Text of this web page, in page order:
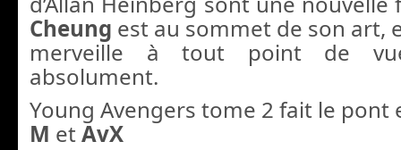
Cheung est au sommet de son art,
merveille à tout point de
absolument.
Young Avengers tome 2 fait le
M etAvX